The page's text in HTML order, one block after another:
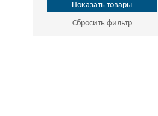
Сбросить фильтр